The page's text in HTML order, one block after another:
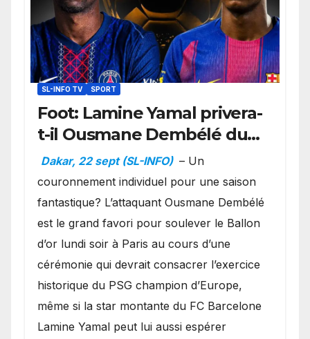
SL-INFO TV SPORT
Foot: Lamine Yamal privera-
t-il Ousmane Dembélé du
Ballon d’or ?
Dakar, 22 sept (SL-INFO) – Un
couronnement individuel pour une saison
fantastique? L’attaquant Ousmane Dembélé
est le grand favori pour soulever le Ballon
d’or lundi soir à Paris au cours d’une
cérémonie qui devrait consacrer l’exercice
historique du PSG champion d’Europe,
même si la star montante du FC Barcelone
Lamine Yamal peut lui aussi espérer